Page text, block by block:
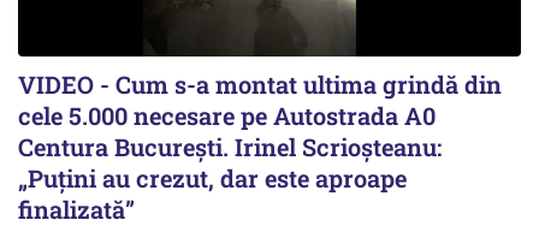
VIDEO - Cum s-a montat ultima grindă din
cele 5.000 necesare pe Autostrada A0
Centura București. Irinel Scrioșteanu:
„Puțini au crezut, dar este aproape
finalizată”